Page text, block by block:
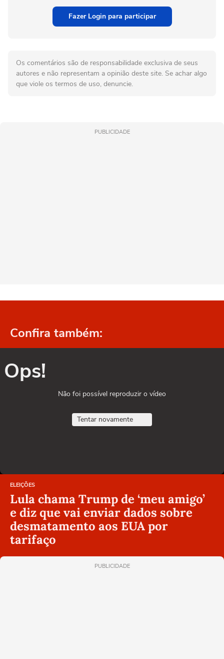
Fazer Login para participar
Os comentários são de responsabilidade exclusiva de seus
autores e não representam a opinião deste site. Se achar algo
que viole os termos de uso, denuncie.
PUBLICIDADE
Confira também:
Ops!
Não foi possível reproduzir o vídeo
Tentar novamente
ELEIÇÕES
Lula chama Trump de ‘meu amigo’
e diz que vai enviar dados sobre
desmatamento aos EUA por
tarifaço
PUBLICIDADE